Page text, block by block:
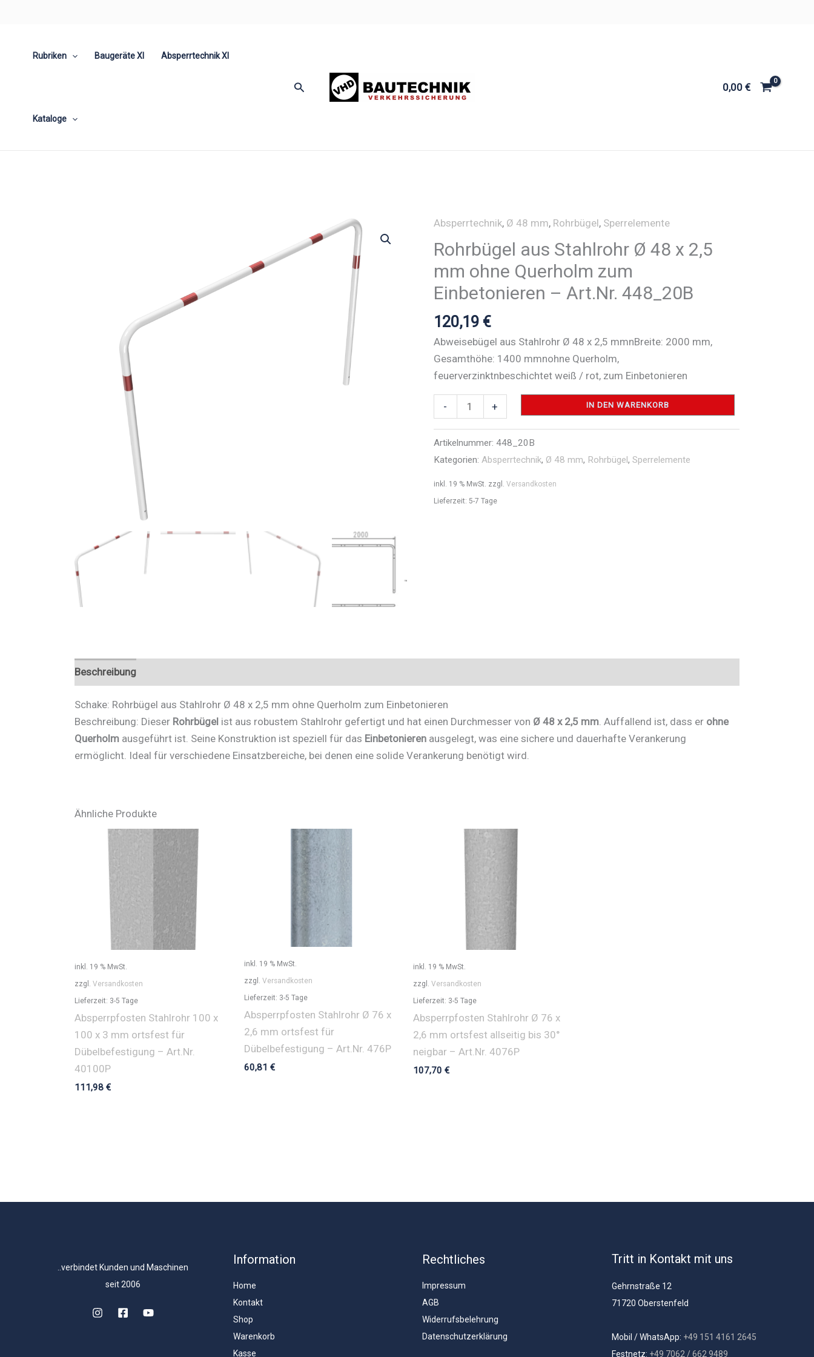
Rubriken Baugeräte XI Absperrtechnik XI
Kataloge
Suchen 0,00 €
Absperrtechnik, Ø 48 mm, Rohrbügel, Sperrelemente
Rohrbügel aus Stahlrohr Ø 48 x 2,5
mm ohne Querholm zum
Einbetonieren – Art.Nr. 448_20B
120,19 €
Abweisebügel aus Stahlrohr Ø 48 x 2,5 mmnBreite: 2000 mm,
Gesamthöhe: 1400 mmnohne Querholm,
feuerverzinktnbeschichtet weiß / rot, zum Einbetonieren
-
Rohrbügel
aus
Stahlrohr
Ø
x
2,5
Menge
+ IN DEN WARENKORB
Artikelnummer: 448_20B
Kategorien: Absperrtechnik, Ø 48 mm, Rohrbügel, Sperrelemente
inkl. 19 % MwSt. zzgl. Versandkosten
Lieferzeit: 5-7 Tage
Beschreibung
Schake: Rohrbügel aus Stahlrohr Ø 48 x 2,5 mm ohne Querholm zum Einbetonieren
Beschreibung: Dieser Rohrbügel ist aus robustem Stahlrohr gefertigt und hat einen Durchmesser von Ø 48 x 2,5 mm . Auffallend ist, dass er ohne
Querholm ausgeführt ist. Seine Konstruktion ist speziell für das Einbetonieren ausgelegt, was eine sichere und dauerhafte Verankerung
ermöglicht. Ideal für verschiedene Einsatzbereiche, bei denen eine solide Verankerung benötigt wird.
Ähnliche Produkte
inkl. 19 % MwSt.
zzgl. Versandkosten
Lieferzeit: 3-5 Tage
Absperrpfosten Stahlrohr 100 x
100 x 3 mm ortsfest für
Dübelbefestigung – Art.Nr.
40100P
111,98 €
inkl. 19 % MwSt.
zzgl. Versandkosten
Lieferzeit: 3-5 Tage
Absperrpfosten Stahlrohr Ø 76 x
2,6 mm ortsfest für
Dübelbefestigung – Art.Nr. 476P
60,81 €
inkl. 19 % MwSt.
zzgl. Versandkosten
Lieferzeit: 3-5 Tage
Absperrpfosten Stahlrohr Ø 76 x
2,6 mm ortsfest allseitig bis 30°
neigbar – Art.Nr. 4076P
107,70 €
..verbindet Kunden und Maschinen
seit 2006
Information
Home
Kontakt
Shop
Warenkorb
Kasse
Rechtliches
Impressum
AGB
Widerrufsbelehrung
Datenschutzerklärung
Tritt in Kontakt mit uns
Gehrnstraße 12
71720 Oberstenfeld
Mobil / WhatsApp: +49 151 4161 2645
Festnetz: +49 7062 / 662 9489